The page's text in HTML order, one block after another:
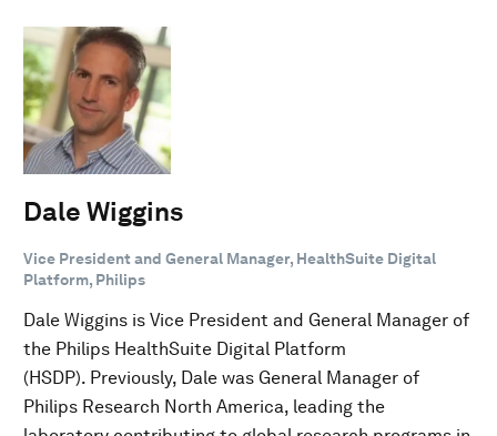
Dale Wiggins
Vice President and General Manager, HealthSuite Digital
Platform, Philips
Dale Wiggins is Vice President and General Manager of
the Philips HealthSuite Digital Platform
(HSDP). Previously, Dale was General Manager of
Philips Research North America, leading the